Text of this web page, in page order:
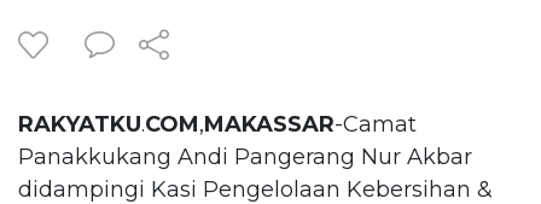
RAKYATKU.COM,MAKASSAR-Camat
Panakkukang Andi Pangerang Nur Akbar
didampingi Kasi Pengelolaan Kebersihan &